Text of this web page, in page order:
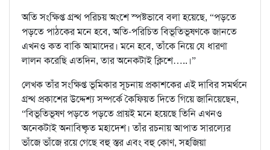
অতি সংক্ষিপ্ত গ্রন্থ পরিচয় অংশে স্পষ্টভাবে বলা হয়েছে, “পড়তে
পড়তে পাঠকের মনে হবে, অতি-পরিচিত বিভূতিভূষণকে জানতে
এখনও কত বাকি আমাদের। মনে হবে, তাঁকে নিয়ে যে ধারণা
লালন করেছি এতদিন, তার অনেকটাই ক্লিশে…..।”
লেখক তাঁর সংক্ষিপ্ত ভূমিকার সূচনায় প্রকাশকের এই দাবির সমর্থনে
গ্রন্থ প্রকাশের উদ্দেশ্য সম্পর্কে কৈফিয়ত দিতে গিয়ে জানিয়েছেন,
“বিভূতিভূষণ পড়তে পড়তে প্রায়ই মনে হয়েছে তিনি এখনও
অনেকটাই অনাবিষ্কৃত মহাদেশ। তাঁর রচনায় আপাত সারল্যের
ভাঁজে ভাঁজে রয়ে গেছে বহু স্তর এবং বহু কোণ, সহজিয়া